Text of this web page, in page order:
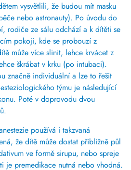
vysvětlili, že budou mít masku
nebo astronauty). Po úvodu do
rodiče ze sálu odchází a k dítěti se
pokoji, kde se probouzí z
může více slinit, lehce krvácet z
škrábat v krku (po intubaci).
značně individuální a lze to řešit
týmu je následující
Poté v doprovodu dvou
používá i takzvaná
že dítě může dostat přibližně půl
ve formě sirupu, nebo spreje
je premedikace nutná nebo vhodná.